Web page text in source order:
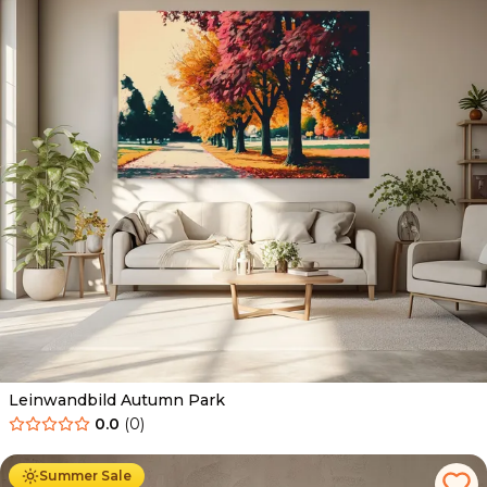
Leinwandbild Autumn Park
0.0 (0)
Summer Sale
Ab 39.90 € 34.90